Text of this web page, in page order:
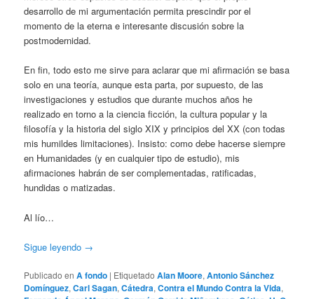
desarrollo de mi argumentación permita prescindir por el
momento de la eterna e interesante discusión sobre la
postmodernidad.
En fin, todo esto me sirve para aclarar que mi afirmación se basa
solo en una teoría, aunque esta parta, por supuesto, de las
investigaciones y estudios que durante muchos años he
realizado en torno a la ciencia ficción, la cultura popular y la
filosofía y la historia del siglo XIX y principios del XX (con todas
mis humildes limitaciones). Insisto: como debe hacerse siempre
en Humanidades (y en cualquier tipo de estudio), mis
afirmaciones habrán de ser complementadas, ratificadas,
hundidas o matizadas.
Al lío…
Sigue leyendo →
Publicado en A fondo | Etiquetado Alan Moore,Antonio Sánchez
Domínguez,Carl Sagan,Cátedra,Contra el Mundo Contra la Vida,